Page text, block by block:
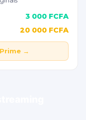
3 000 FCFA
20 000 FCFA
→